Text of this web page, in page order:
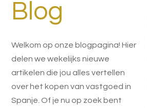
Blog
Welkom op onze blogpagina! Hier
delen we wekelijks nieuwe
artikelen die jou alles vertellen
over het kopen van vastgoed in
Spanje. Of je nu op zoek bent